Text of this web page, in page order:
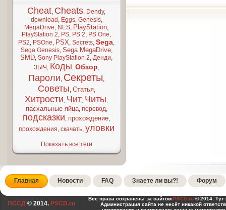
Cheat, Cheats, Dendy,
download , Eggs, Genesis,
MegaDrive, NES, PlayStation,
PlayStation 2, PS, PS 2, PS One,
PS2, PSOne, PSX,Secrets,Sega,
Sega Genesis, Sega MegaDrive,
SMD,Sony PlayStation 2,Денди,
ЗЫЧ , Коды, Обзор,
Пароли, Секреты,
Советы, Статья,
Хитрости, Чит, Читы,
пасхальные яйца, перевод,
подсказки, прохождение,
прохождения, скачать, уловки
Показать все теги
Главная Новости FAQ Знаете ли вы?! Форум
ПССД © 2014. PSCD.ru
Все права сохранены за сайтом PSCD.ru © 2014. Тут
Администрация сайта не несёт никакой